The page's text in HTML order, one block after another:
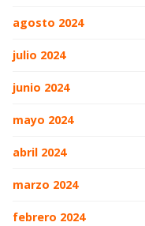
agosto 2024
julio 2024
junio 2024
mayo 2024
abril 2024
marzo 2024
febrero 2024